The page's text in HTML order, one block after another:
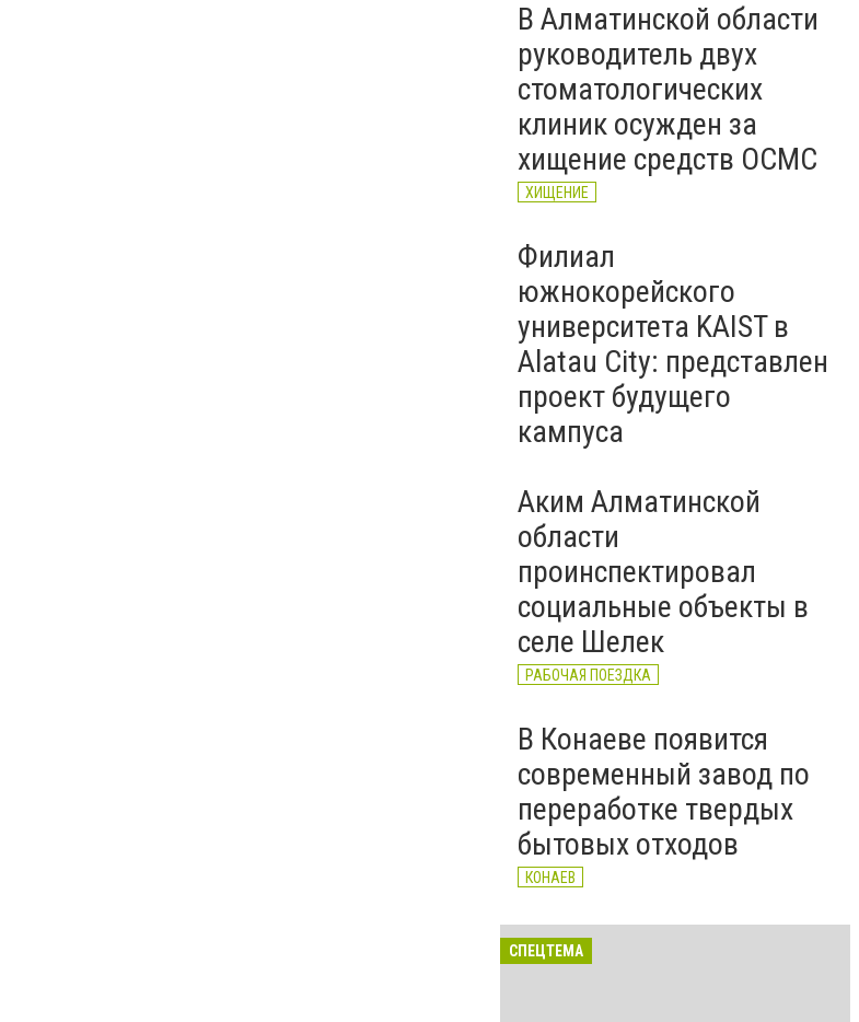
В Алматинской области
руководитель двух
стоматологических
клиник осужден за
хищение средств ОСМС
ХИЩЕНИЕ
Филиал
южнокорейского
университета KAIST в
Alatau City: представлен
проект будущего
кампуса
Аким Алматинской
области
проинспектировал
социальные объекты в
селе Шелек
РАБОЧАЯ ПОЕЗДКА
В Конаеве появится
современный завод по
переработке твердых
бытовых отходов
КОНАЕВ
СПЕЦТЕМА